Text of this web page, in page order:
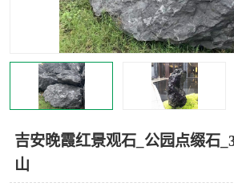
吉安晚霞红景观石_公园点缀石
山